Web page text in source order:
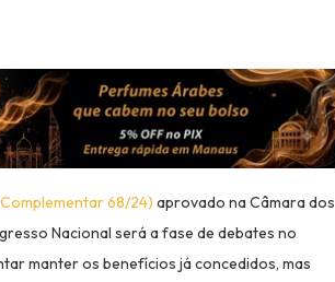
68/24) aprovado na Câmara dos
Nacional será a fase de debates no
manter os benefícios já concedidos, mas